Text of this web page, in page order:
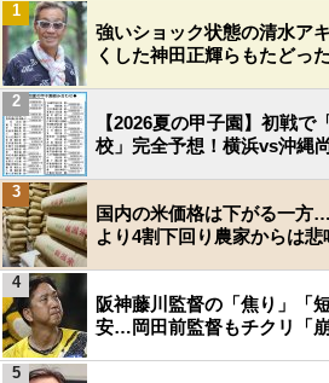
強いショック状態の清水ア
くした神田正輝らもたどっ
1
【2026夏の甲子園】初戦
校」完全予想！横浜vs沖縄
2
国内の米価格は下がる一方
より4割下回り農家からは悲
3
阪神藤川監督の「焦り」「
安…岡田前監督もチクリ「
4
5